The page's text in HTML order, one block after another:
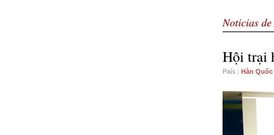
Noticias
Hội trại
País | Hàn Quốc